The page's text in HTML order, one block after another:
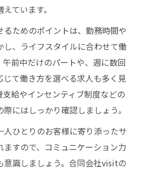
ています。
ためのポイントは、勤務時間や
し、ライフスタイルに合わせて働
午前中だけのパートや、週に数回
じて働き方を選べる求人も多く見
給やインセンティブ制度などの
にはしっかり確認しましょう。
人ひとりのお客様に寄り添ったサ
ますので、コミュニケーション力
意識しましょう。合同会社visitの